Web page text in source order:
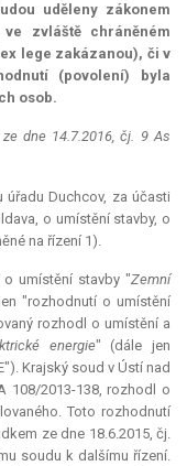
uděleny zákonem
zvláště chráněném
ex lege zakázanou), či v
(povolení) byla
osob.
dne 14.7.2016, čj. 9 As
Duchcov, za účasti
o umístění stavby, o
na řízení 1).
o umístění stavby "Zemní
"rozhodnutí o umístění
rozhodl o umístění a
energie" (dále jen
Krajský soud v Ústí nad
108/2013-138, rozhodl o
Toto rozhodnutí
ze dne 18.6.2015, čj.
soudu k dalšímu řízení.